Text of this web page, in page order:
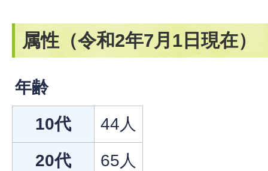
属性（令和2年7月1日現在）
年齢
10代
44人
20代
65人